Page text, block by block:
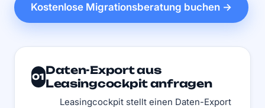
Kostenlose Migrationsberatung buchen →
01
Daten-Export aus
Leasingcockpit anfragen
Leasingcockpit stellt einen Daten-Export